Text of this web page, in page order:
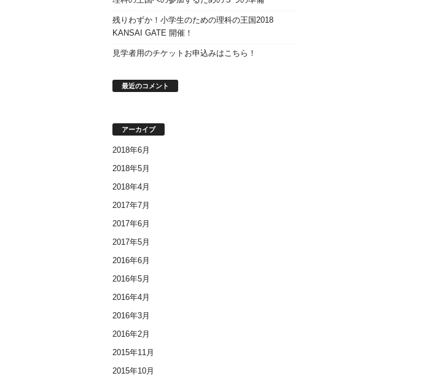
残りわずか！小学生のための理科の王国2018
KANSAI GATE 開催！
見学者用のチケットお申込みはこちら！
最近のコメント
アーカイブ
2018年6月
2018年5月
2018年4月
2017年7月
2017年6月
2017年5月
2016年6月
2016年5月
2016年4月
2016年3月
2016年2月
2015年11月
2015年10月